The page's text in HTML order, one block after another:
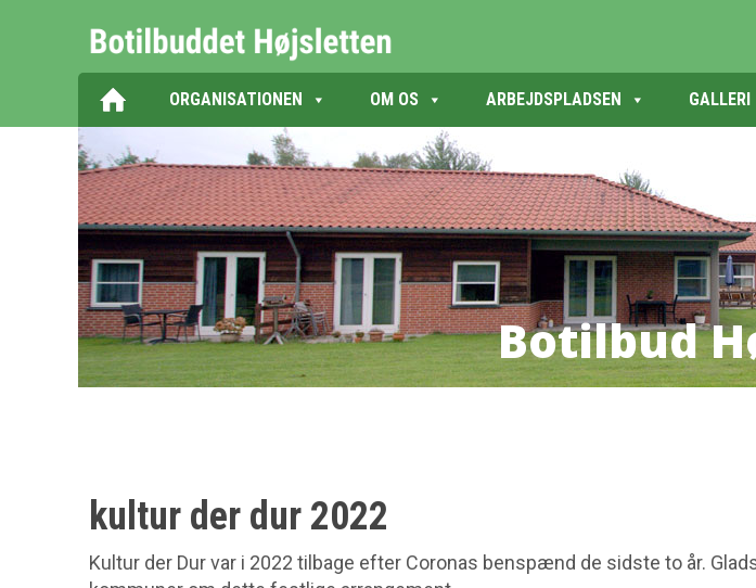
ORGANISATIONEN OM OS ARBEJDSPLADSEN GALLERI
BotilbudH
kultur der dur 2022
Kultur der Dur var i 2022 tilbage efter Coronas benspænd de sidste to år.